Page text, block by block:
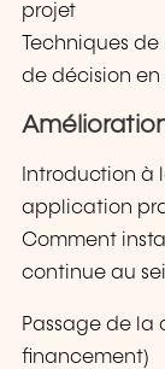
projet
Techniques
de décision
Introduction à
application
Comment
continue au
Passage de la
financement)